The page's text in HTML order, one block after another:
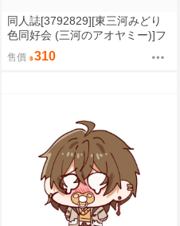
同人誌[3792829][東三河みどり
色同好会 (三河のアオヤミー)]フ
ィッシュいんぐオンザベッド (偶
像大師)
售價 310